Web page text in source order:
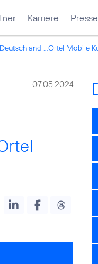
Karriere Presse
...Ortel Mobile
07.05.2024